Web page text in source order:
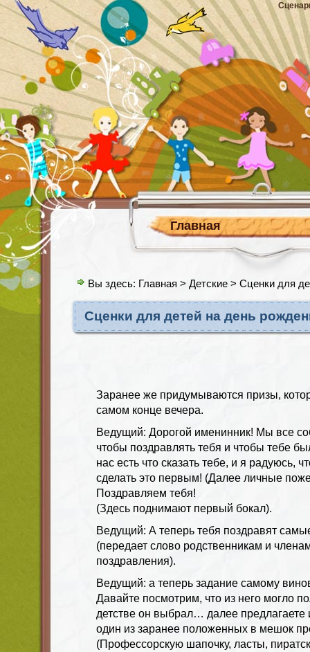
Главная
Вы здесь: Главная > Детские > Сценки для
Сценки для детей на день
Заранее же придумываются призы,
самом конце вечера.
Ведущий: Дорогой именинник! Мы все
чтобы поздравлять тебя и чтобы тебе
нас есть что сказать тебе, и я радуюсь,
сделать это первым! (Далее личные
Поздравляем тебя!
(Здесь поднимают первый бокал).
Ведущий: А теперь тебя поздравят
(передает слово родственникам и
поздравления).
Ведущий: а теперь задание самому
Давайте посмотрим, что из него могло
детстве он выбрал… далее
один из заранее положенных в мешок
(Профессорскую шапочку, ласты,